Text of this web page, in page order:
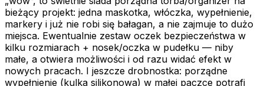
bieżący projekt: jedna maskotka, włóczka, wypełnienie,
markery i już nie robi się bałagan, a nie zajmuje to dużo
miejsca. Ewentualnie zestaw oczek bezpieczeństwa w
kilku rozmiarach + nosek/oczka w pudełku — niby
małe, a otwiera możliwości i od razu widać efekt w
nowych pracach. I jeszcze drobnostka: porządne
wypełnienie (kulka silikonowa) w małej paczce potrafi